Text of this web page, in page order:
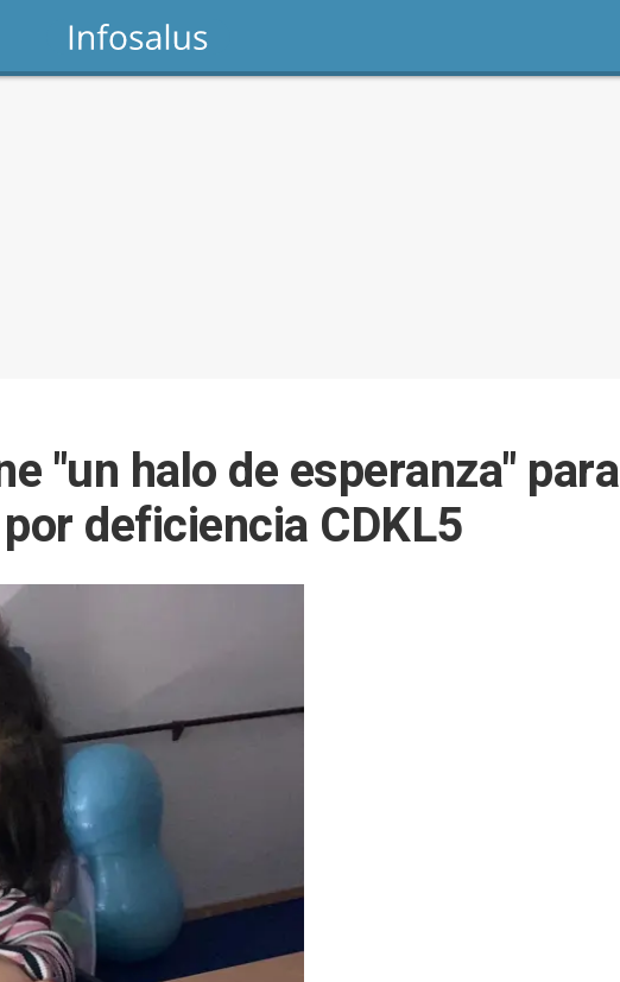
"un halo de esperanza" para
deficiencia CDKL5